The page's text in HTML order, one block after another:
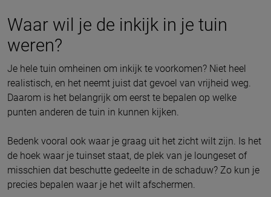
Waar wil je de inkijk in je tuin
weren?
Je hele tuin omheinen om inkijk te voorkomen? Niet heel
realistisch, en het neemt juist dat gevoel van vrijheid weg.
Daarom is het belangrijk om eerst te bepalen op welke
punten anderen de tuin in kunnen kijken.
Bedenk vooral ook waar je graag uit het zicht wilt zijn. Is het
de hoek waar je tuinset staat, de plek van je loungeset of
misschien dat beschutte gedeelte in de schaduw? Zo kun je
precies bepalen waar je het wilt afschermen.